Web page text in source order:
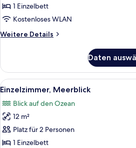
1 Einzelbett
Kostenloses WLAN
Weitere Details
Weitere
Daten
Alle
Fotos
für
Einzelzimmer,
Meerblick
anzeigen
Ein
5
Einzelzimmer, Meerblick
Blick auf den Ozean
12 m²
Platz für 2 Personen
1 Einzelbett